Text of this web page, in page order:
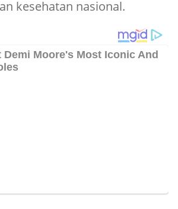
kesehatan nasional.